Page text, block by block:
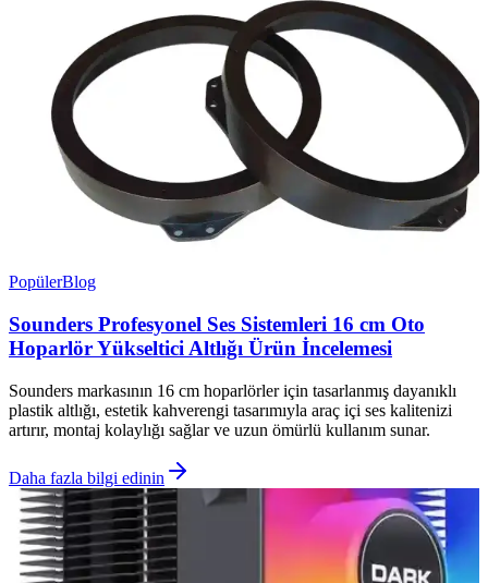
PopülerBlog
Sounders Profesyonel Ses Sistemleri 16 cm Oto
Hoparlör Yükseltici Altlığı Ürün İncelemesi
Sounders markasının 16 cm hoparlörler için tasarlanmış dayanıklı
plastik altlığı, estetik kahverengi tasarımıyla araç içi ses kalitenizi
artırır, montaj kolaylığı sağlar ve uzun ömürlü kullanım sunar.
Daha fazla bilgi edinin